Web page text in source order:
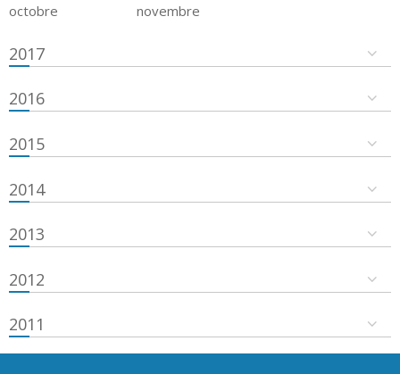
octobre
novembre
2017
2016
2015
2014
2013
2012
2011